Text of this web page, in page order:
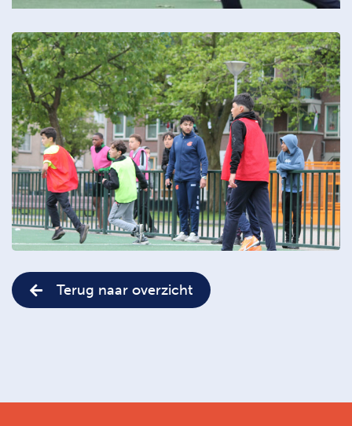
Terug naar overzicht